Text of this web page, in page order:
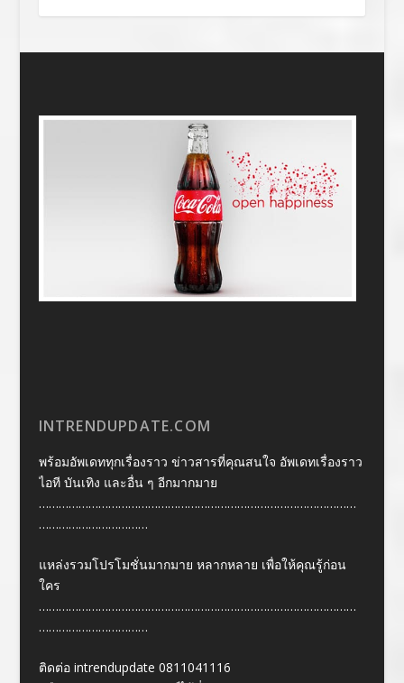
INTRENDUPDATE.COM
พร้อมอัพเดททุกเรื่องราว ข่าวสารที่คุณสนใจ อัพเดทเรื่องราว
ไอที บันเทิง และอื่น ๆ อีกมากมาย
……………………………………………………………………………………
……………………………
แหล่งรวมโปรโมชั่นมากมาย หลากหลาย เพื่อให้คุณรู้ก่อน
ใคร
……………………………………………………………………………………
……………………………
ติดต่อ intrendupdate 0811041116